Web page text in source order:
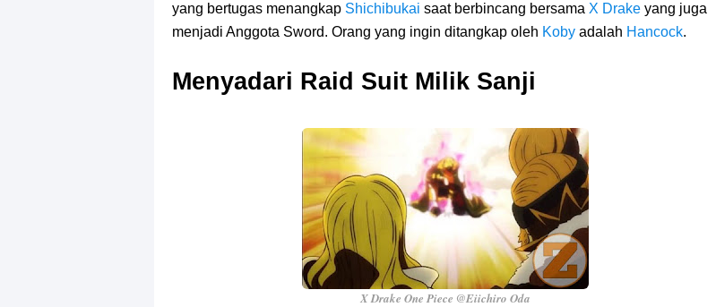
yang bertugas menangkap Shichibukai saat berbincang bersama X Drake yang juga
menjadi Anggota Sword. Orang yang ingin ditangkap oleh Koby adalah Hancock.
Menyadari Raid Suit Milik Sanji
X Drake One Piece @Eiichiro Oda